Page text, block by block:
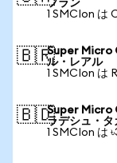
フラン
1 SMCIon は
🇧🇷Super Micro
ル・レアル
1 SMCIon は
🇧🇩Super Micro
ラデシュ・タ
1 SMCIon は